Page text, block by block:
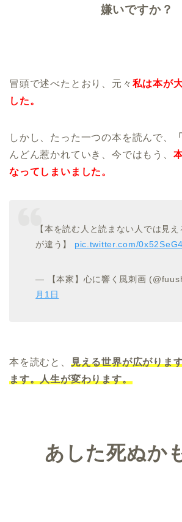
嫌いですか？
冒頭で述べたとおり、元々 私は本が
した。
しかし、たった一つの本を読んで、 「
んどん惹かれていき、今ではもう、
なってしまいました。
【本を読む人と読まない人では見え
が違う】 pic.twitter.com/
— 【本家】心に響く風刺画
月1日
本を読むと、 見える世界が広がりま
ます。人生が変わります。
あした死ぬか